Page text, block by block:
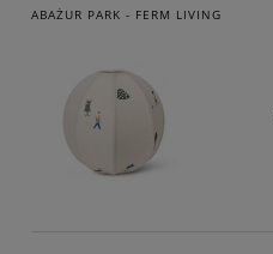
ABAŻUR PARK - FERM LIVING